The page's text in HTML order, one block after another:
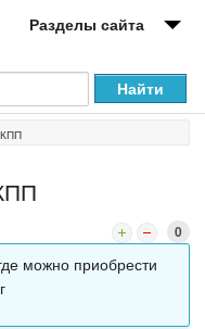
Разделы сайта
0
можно приобрести